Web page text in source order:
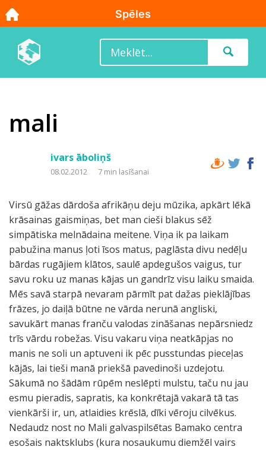
mali
ivars āboliņš
08.02.2012 7 min lasīšanai
Virsū gāžas dārdoša afrikāņu deju mūzika, apkārt lēkā
krāsainas gaismiņas, bet man cieši blakus sēž
simpātiska melnādaina meitene. Viņa ik pa laikam
pabužina manus ļoti īsos matus, paglāsta divu nedēļu
bārdas rugājiem klātos, saulē apdegušos vaigus, tur
savu roku uz manas kājas un gandrīz visu laiku smaida.
Mēs savā starpā nevaram pārmīt pat dažas pieklājības
frāzes, jo daiļā būtne ne vārda nerunā angliski,
savukārt manas franču valodas zināšanas nepārsniedz
trīs vārdu robežas. Visu vakaru viņa neatkāpjas no
manis ne soli un aptuveni ik pēc pusstundas pieceļas
kājās, lai tieši manā priekšā pavedinoši uzdejotu.
Sākumā no šādām rūpēm neslēpti mulstu, taču nu jau
esmu pieradis, sapratis, ka konkrētajā vakarā tā tas
vienkārši ir, un, atlaidies krēslā, dīki vēroju cilvēkus.
Nedaudz nost no Mali galvaspilsētas Bamako centra
esošais naktsklubs (kura nosaukumu diemžēl vairs